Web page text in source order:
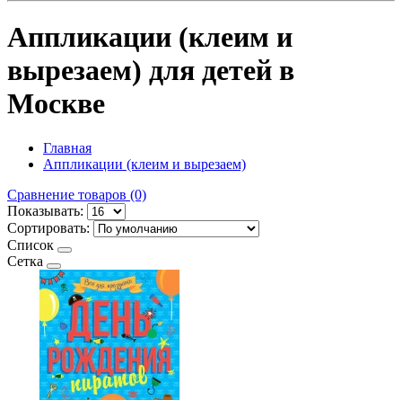
Аппликации (клеим и
вырезаем) для детей в
Москве
Главная
Аппликации (клеим и вырезаем)
Сравнение товаров (0)
Показывать:
Сортировать:
Список
Сетка